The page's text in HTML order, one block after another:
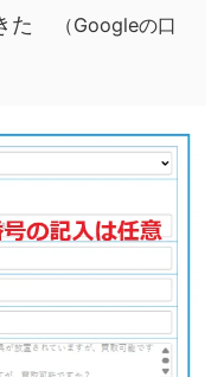
た
（Googleの口